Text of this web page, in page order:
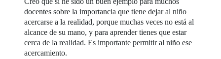
docentes sobre la importancia que tiene dejar al niño
acercarse a la realidad, porque muchas veces no está al
alcance de su mano, y para aprender tienes que estar
cerca de la realidad. Es importante permitir al niño ese
acercamiento.